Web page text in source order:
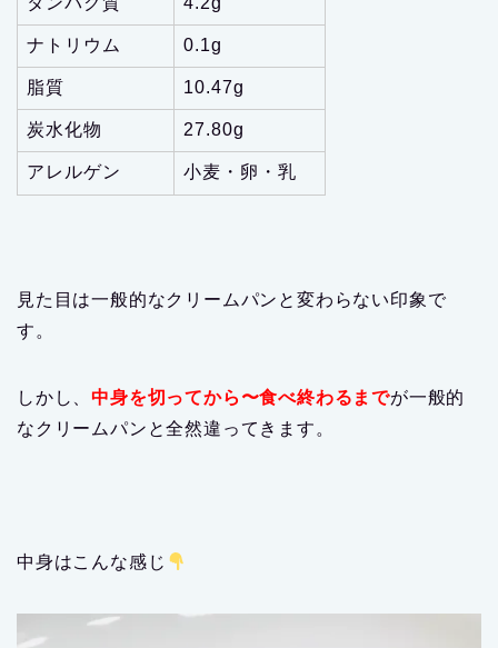
ナトリウム 0.1g
脂質 10.47g
炭水化物 27.80g
アレルゲン 小麦・卵・乳
見た目は一般的なクリームパンと変わらない印象で
す。
しかし、中身を切ってから〜食べ終わるまでが一般的
なクリームパンと全然違ってきます。
中身はこんな感じ